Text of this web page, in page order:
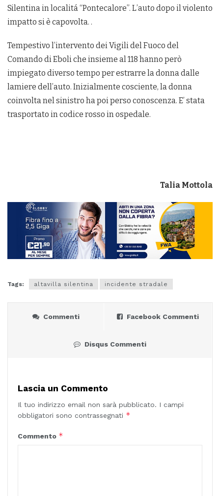
Silentina in localitá “Pontecalore”. L’auto dopo il violento
impatto si è capovolta. .
Tempestivo l’intervento dei Vigili del Fuoco del
Comando di Eboli che insieme al 118 hanno però
impiegato diverso tempo per estrarre la donna dalle
lamiere dell’auto. Inizialmente cosciente, la donna
coinvolta nel sinistro ha poi perso conoscenza. E’ stata
trasportato in codice rosso in ospedale.
Talia Mottola
Tags: altavilla silentina incidente stradale
Commenti Facebook Commenti
Disqus Commenti
Lascia un Commento
Il tuo indirizzo email non sarà pubblicato. I campi
obbligatori sono contrassegnati *
Commento *